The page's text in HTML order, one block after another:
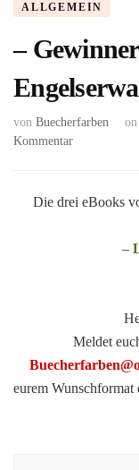
ALLGEMEIN
–
von Buecherfarben on
Kommentarzu
von
Die drei eBooks
–
Meldet
eurem